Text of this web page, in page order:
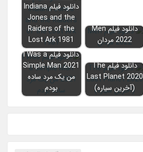
دانلود فیلم Men
2022 مردان
دانلود فیلم Indiana
Jones and the
Raiders of the
Lost Ark 1981
دانلود فیلم The
Last Planet 2020
(آخرین سیاره)
دانلود فیلم I Was a
Simple Man 2021
من یک مرد ساده
بودم